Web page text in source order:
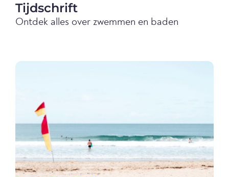
Tijdschrift
Ontdek alles over zwemmen en baden